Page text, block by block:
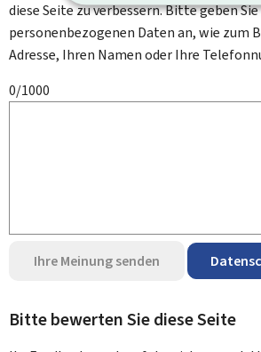
diese Seite zu verbessern. Bitte geben
personenbezogenen Daten an, wie zum
Adresse, Ihren Namen oder Ihre
0/1000
Ihre Meinung senden
Bitte bewerten Sie diese Seite